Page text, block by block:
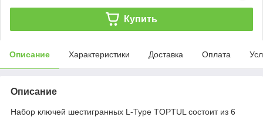
Купить
Описание Характеристики Доставка Оплата
Описание
Набор ключей шестигранных L-Type TOPTUL состоит из 6